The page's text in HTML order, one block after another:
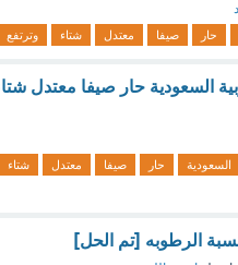
حار صيفا معتدل شتاء وترتفع
السعودية حار صيفا معتدل
السعودية حار صيفا معتدل شتاء
الرطوبه [تم الحل]